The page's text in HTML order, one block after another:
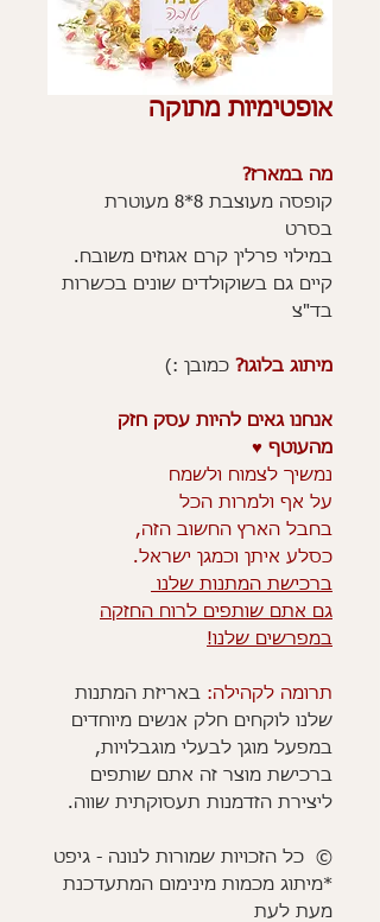
אופטימיות מתוקה
מה במארז?
קופסה מעוצבת 8*8 מעוטרת
בסרט
במילוי פרלין קרם אגוזים משובח.
קיים גם בשוקולדים שונים בכשרות
בד"צ
מיתוג בלוגו? כמובן :)
אנחנו גאים להיות עסק חזק
מהעוטף ♥️
נמשיך לצמוח ולשמח
על אף ולמרות הכל
בחבל הארץ החשוב הזה,
כסלע איתן וכמגן ישראל.
ברכישת המתנות שלנו
גם אתם שותפים לרוח החזקה
במפרשים שלנו!
תרומה לקהילה: באריזת המתנות
שלנו לוקחים חלק אנשים מיוחדים
במפעל מוגן לבעלי מוגבלויות,
ברכישת מוצר זה אתם שותפים
ליצירת הזדמנות תעסוקתית שווה.
© כל הזכויות שמורות לנונה - גיפט
*מיתוג מכמות מינימום המתעדכנת
מעת לעת